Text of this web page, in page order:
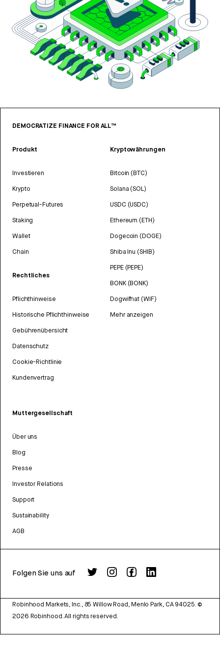
DEMOCRATIZE FINANCE FOR ALL™
Produkt
Investieren
Krypto
Perpetual-Futures
Staking
Wallet
Chain
Rechtliches
Pflichthinweise
Historische Pflichthinweise
Gebührenübersicht
Datenschutz
Cookie-Richtlinie
Kundenvertrag
Kryptowährungen
Bitcoin (BTC)
Solana (SOL)
USDC (USDC)
Ethereum (ETH)
Dogecoin (DOGE)
Shiba Inu (SHIB)
PEPE (PEPE)
BONK (BONK)
Dogwifhat (WIF)
Mehr anzeigen
Muttergesellschaft
Über uns
Blog
Presse
Investor Relations
Support
Sustainability
AGB
Folgen Sie uns auf
Robinhood Markets, Inc., 85 Willow Road, Menlo Park, CA 94025. ©
2026 Robinhood. All rights reserved.